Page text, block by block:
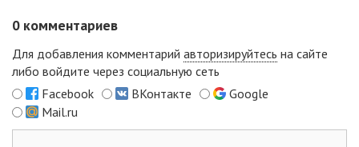
0 комментариев
Для добавления комментарий авторизируйтесь на сайте
либо войдите через социальную сеть
Facebook
ВКонтакте
Google
Mail.ru